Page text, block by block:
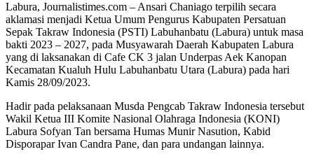
Labura, Journalistimes.com – Ansari Chaniago terpilih secara
aklamasi menjadi Ketua Umum Pengurus Kabupaten Persatuan
Sepak Takraw Indonesia (PSTI) Labuhanbatu (Labura) untuk masa
bakti 2023 – 2027, pada Musyawarah Daerah Kabupaten Labura
yang di laksanakan di Cafe CK 3 jalan Underpas Aek Kanopan
Kecamatan Kualuh Hulu Labuhanbatu Utara (Labura) pada hari
Kamis 28/09/2023.
Hadir pada pelaksanaan Musda Pengcab Takraw Indonesia tersebut
Wakil Ketua III Komite Nasional Olahraga Indonesia (KONI)
Labura Sofyan Tan bersama Humas Munir Nasution, Kabid
Disporapar Ivan Candra Pane, dan para undangan lainnya.